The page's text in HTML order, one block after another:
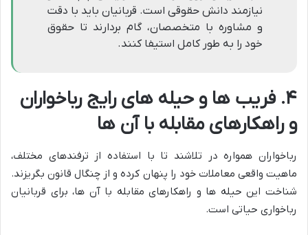
نیازمند دانش حقوقی است. قربانیان باید با دقت
و مشاوره با متخصصان، گام بردارند تا حقوق
خود را به طور کامل استیفا کنند.
۴. فریب ها و حیله های رایج رباخواران
و راهکارهای مقابله با آن ها
رباخواران همواره در تلاشند تا با استفاده از ترفندهای مختلف،
ماهیت واقعی معاملات خود را پنهان کرده و از چنگال قانون بگریزند.
شناخت این حیله ها و راهکارهای مقابله با آن ها، برای قربانیان
رباخواری حیاتی است.